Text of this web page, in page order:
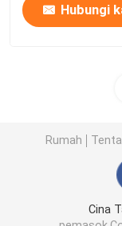
Hubungi
Rumah
Cina